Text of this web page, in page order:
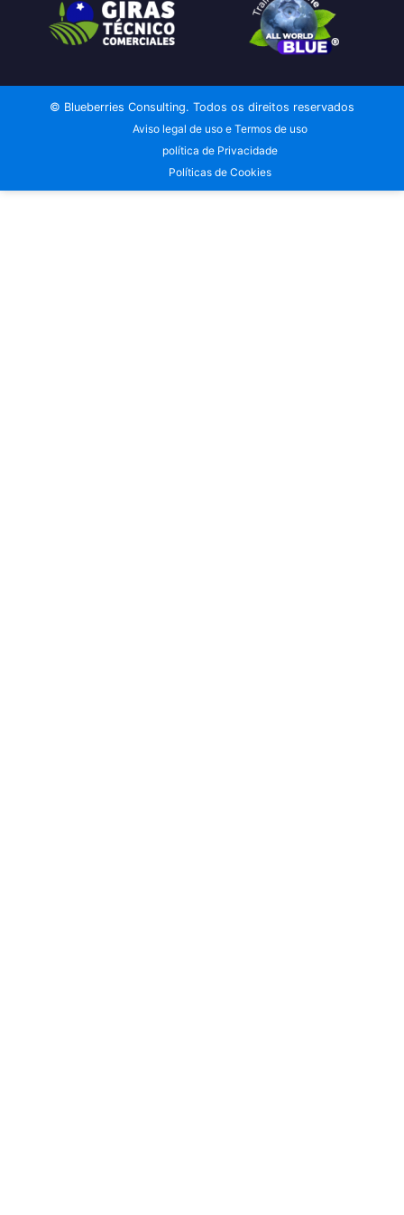
© Blueberries Consulting. Todos os direitos reservados
Aviso legal de uso e Termos de uso
política de Privacidade
Políticas de Cookies